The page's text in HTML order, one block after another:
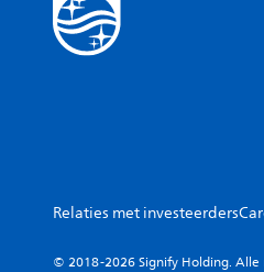
Relaties met investeerders
© 2018-2026 Signify Holding. Alle